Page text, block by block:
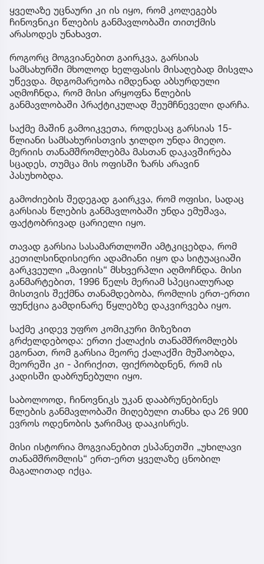
ყველაზე უცნაური კი ის იყო, რომ კოლეგებს
ჩინოვნიკი წლების განმავლობაში თითქმის
არასოდეს უნახავთ.
როგორც მოგვიანებით გაირკვა, გარსიას
სამსახურში მხოლოდ ხელფასის მისაღებად მისვლა
უწევდა. მდგომარეობა იმდენად აბსურდული
აღმოჩნდა, რომ მისი არყოფნა წლების
განმავლობაში პრაქტიკულად შეუმჩნეველი დარჩა.
საქმე მაშინ გამოიკვეთა, როდესაც გარსიას 15-
წლიანი სამსახურისთვის ჯილდო უნდა მიეღო.
მერიის თანამშრომლებმა მასთან დაკავშირება
სცადეს, თუმცა მის ოფისში ზარს არავინ
პასუხობდა.
გამოძიების შედეგად გაირკვა, რომ ოფისი, სადაც
გარსიას წლების განმავლობაში უნდა ემუშავა,
ფაქტობრივად ცარიელი იყო.
თავად გარსია სასამართლოში ამტკიცებდა, რომ
კეთილსინდისიერი ადამიანი იყო და სიტუაციაში
გარკვეული „მაფიის“ მსხვერპლი აღმოჩნდა. მისი
განმარტებით, 1996 წელს მერიამ სპეციალურად
მისთვის შექმნა თანამდებობა, რომლის ერთ-ერთი
ფუნქცია გამდინარე წყლებზე დაკვირვება იყო.
საქმე კიდევ უფრო კომიკური მიზეზით
გრძელდებოდა: ერთი ქალაქის თანამშრომლებს
ეგონათ, რომ გარსია მეორე ქალაქში მუშაობდა,
მეორეში კი - პირიქით, ფიქრობდნენ, რომ ის
კადისში დაბრუნებული იყო.
საბოლოოდ, ჩინოვნიკს უკან დააბრუნებინეს
წლების განმავლობაში მიღებული თანხა და 26 900
ევროს ოდენობის ჯარიმაც დააკისრეს.
მისი ისტორია მოგვიანებით ესპანეთში „უხილავი
თანამშრომლის“ ერთ-ერთ ყველაზე ცნობილ
მაგალითად იქცა.